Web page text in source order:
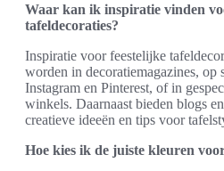
Waar kan ik inspiratie vinden
tafeldecoraties?
Inspiratie voor feestelijke
worden in decoratiemagazines, op
Instagram en Pinterest, of in
winkels. Daarnaast bieden blogs
creatieve ideeën en tips voor
Hoe kies ik de juiste kleuren